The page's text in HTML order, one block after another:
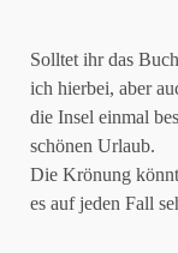
Solltet ihr das
ich hierbei, aber
die Insel einmal
schönen Urlaub.
Die Krönung
es auf jeden Fall